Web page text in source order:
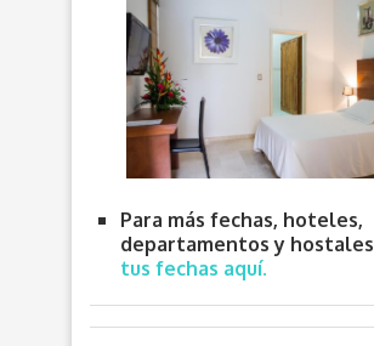
Para más fechas, hoteles,
departamentos y hostales
tus fechas aquí.